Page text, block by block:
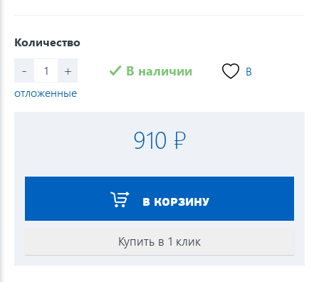
Количество
- + В наличии
В
отложенные
910 ₽
В КОРЗИНУ
Купить в 1 клик